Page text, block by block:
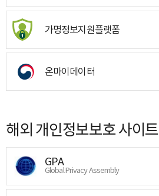
가명정보지원플랫폼
온마이데이터
해외 개인정보보호 사이트
GPA
Global Privacy Assembly